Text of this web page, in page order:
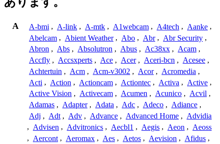
A A-bmi , A-link , A-mtk , A1webcam , A4tech , Aanke ,
Abelcam , Abient Weather , Abo , Abr , Abr Security ,
Abron , Abs , Absolutron , Abus , Ac38xx , Acam ,
Accfly , Accsxperts , Ace , Acer , Aceri-bcn , Acesee ,
Achtertuin , Acm , Acm-v3002 , Acor , Acromedia ,
Acti , Action , Actioncam , Actiontec , Activa , Active ,
Active Vision , Activecam , Acumen , Acunico , Acvil ,
Adamas , Adapter , Adata , Adc , Adeco , Adiance ,
Adj , Adt , Adv , Advance , Advanced Home , Advidia
, Advisen , Advitronics , Aecbl1 , Aegis , Aeon , Aeoss
, Aercont , Aeromax , Aes , Aetos , Aevision , Afidus ,